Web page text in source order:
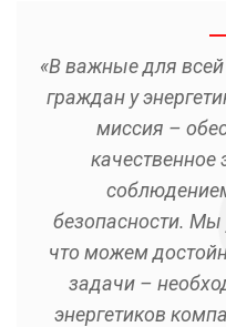
«В важные для
граждан у
миссия –
качественное
безопасности. Мы
что можем
задачи –
энергетиков